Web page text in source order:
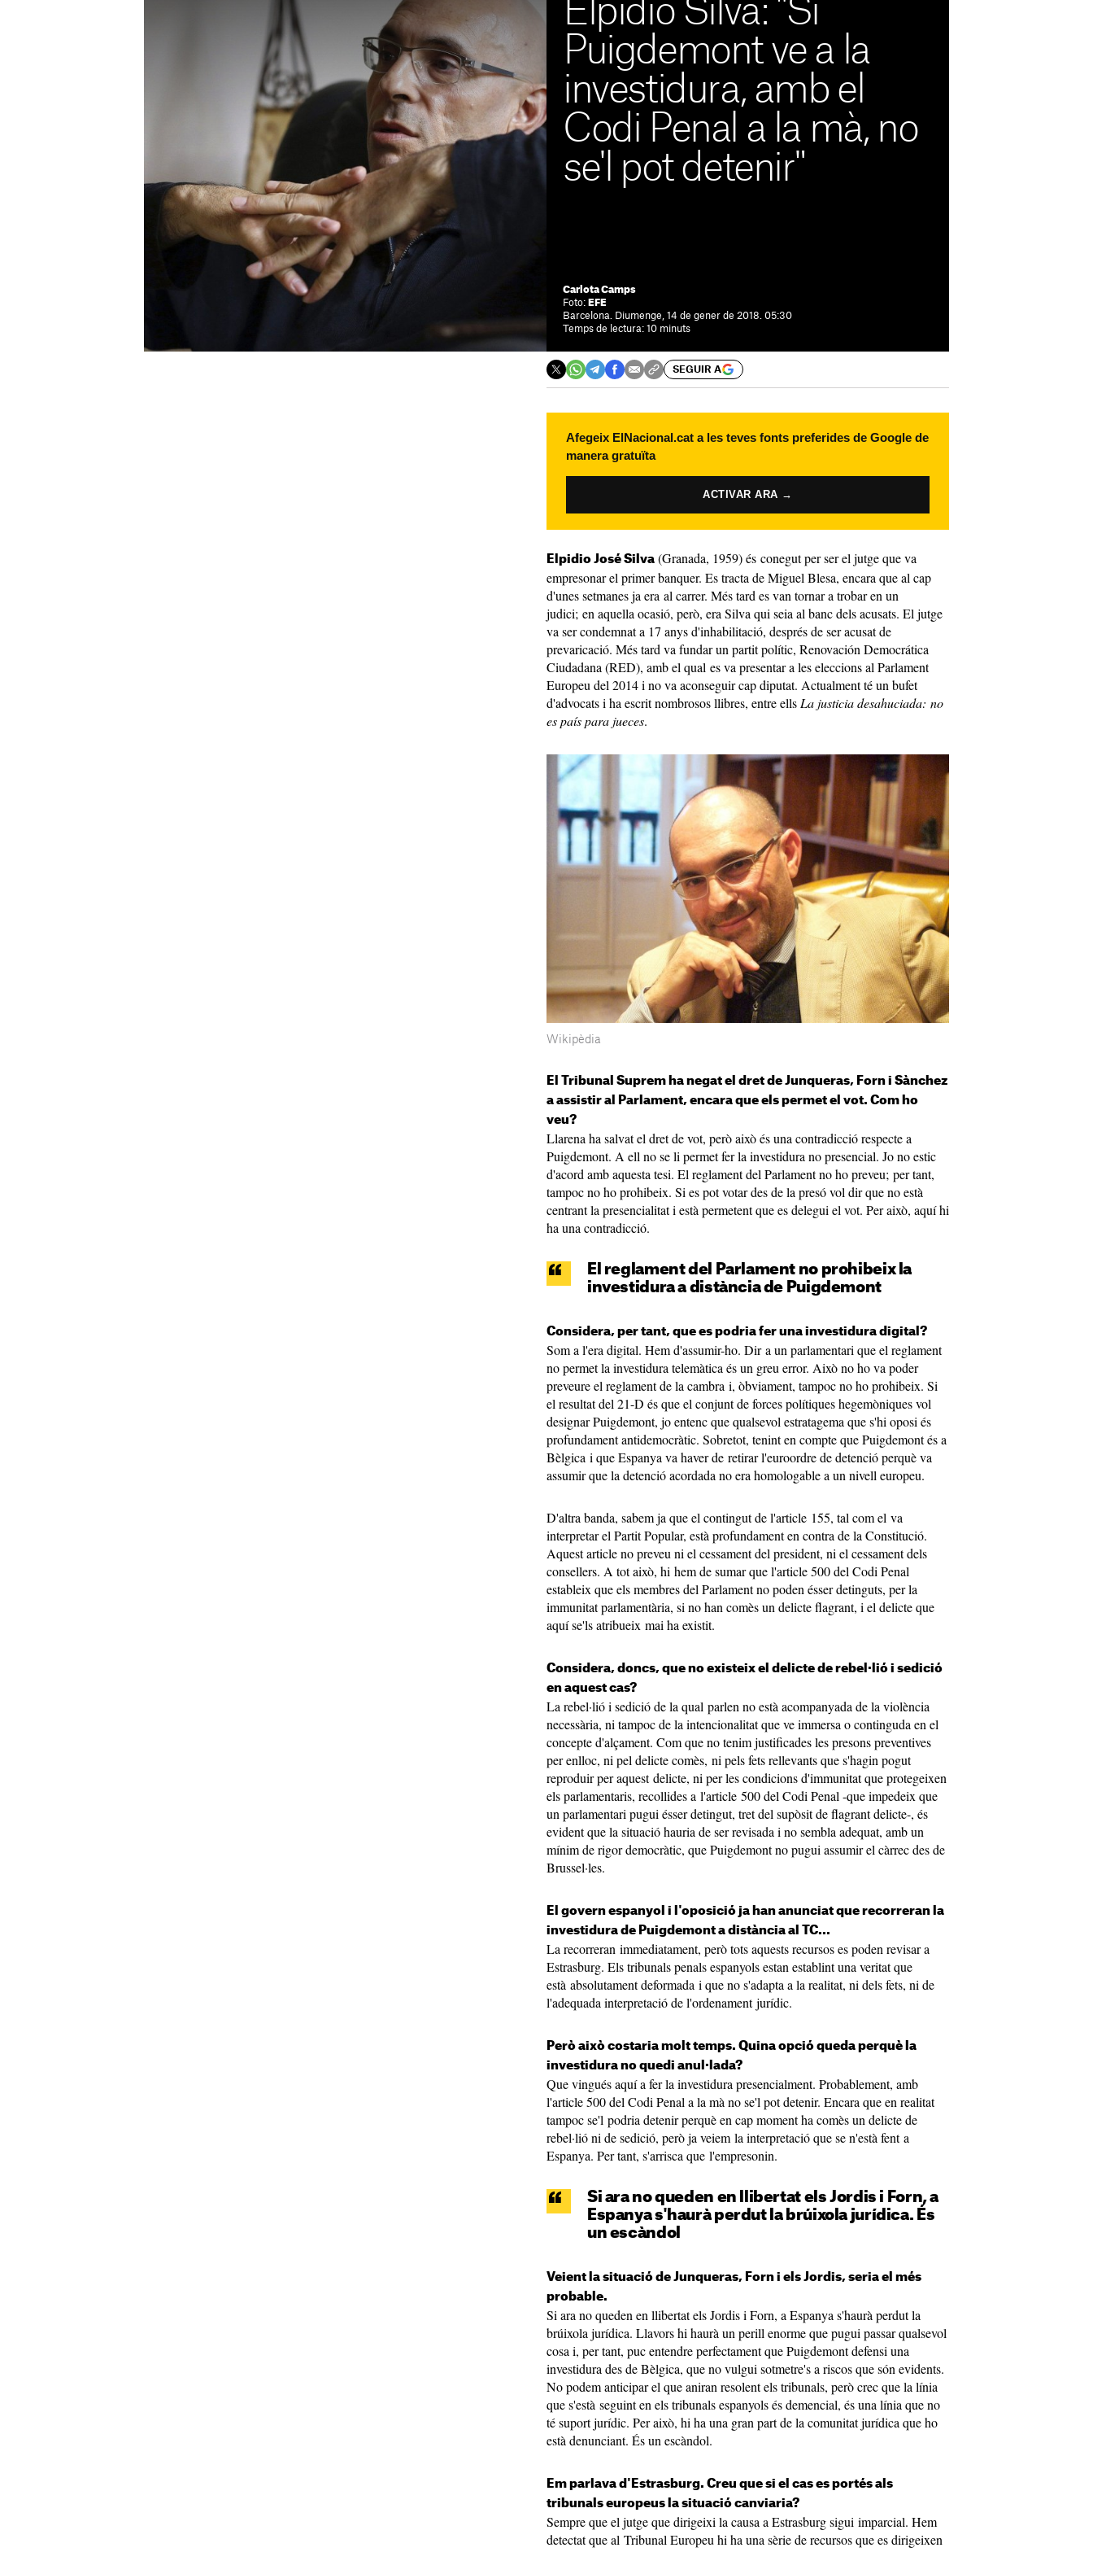
Elpidio Silva: "Si
Puigdemont ve a la
investidura, amb el
Codi Penal a la mà, no
se'l pot detenir"
Carlota Camps
Foto: EFE
Barcelona. Diumenge, 14 de gener de 2018. 05:30
Temps de lectura: 10 minuts
SEGUIR A
Afegeix ElNacional.cat a les teves fonts preferides de Google de
manera gratuïta
ACTIVAR ARA →
Elpidio José Silva (Granada, 1959) és conegut per ser el jutge que va
empresonar el primer banquer. Es tracta de Miguel Blesa, encara que al cap
d'unes setmanes ja era al carrer. Més tard es van tornar a trobar en un
judici; en aquella ocasió, però, era Silva qui seia al banc dels acusats. El jutge
va ser condemnat a 17 anys d'inhabilitació, després de ser acusat de
prevaricació. Més tard va fundar un partit polític, Renovación Democrática
Ciudadana (RED), amb el qual es va presentar a les eleccions al Parlament
Europeu del 2014 i no va aconseguir cap diputat. Actualment té un bufet
d'advocats i ha escrit nombrosos llibres, entre ells La justiciadesahuciada: no
es país para jueces.
Wikipèdia
El Tribunal Suprem ha negat el dret de Junqueras, Forn i Sànchez
a assistir al Parlament, encara que els permet el vot. Com ho
veu?
Llarena ha salvat el dret de vot, però això és una contradicció respecte a
Puigdemont. A ell no se li permet fer la investidura no presencial. Jo no estic
d'acord amb aquesta tesi. El reglament del Parlament no ho preveu; per tant,
tampoc no ho prohibeix. Si es pot votar des de la presó vol dir que no està
centrant la presencialitati està permetent que es delegui el vot. Per això, aquí hi
ha una contradicció.
El reglament del Parlament no prohibeix la
investidura a distància de Puigdemont
Considera, per tant, que es podria fer una investidura digital?
Som a l'era digital. Hem d'assumir-ho. Dir a un parlamentari que el reglament
no permet la investidura telemàtica és un greu error. Això no ho va poder
preveure el reglament de la cambra i, òbviament, tampoc no ho prohibeix. Si
el resultat del 21-D és que el conjunt de forces polítiques hegemòniques vol
designar Puigdemont, jo entenc que qualsevol estratagema que s'hi oposi és
profundament antidemocràtic. Sobretot, tenint en compte que Puigdemont és a
Bèlgica i que Espanya va haver de retirarl'euroordrede detenció perquè va
assumir que la detenció acordada no era homologable a un nivell europeu.
D'altra banda, sabem ja que el contingut de l'article 155, tal com el va
interpretar el Partit Popular, està profundament en contra de la Constitució.
Aquest article no preveu ni el cessament del president, ni el cessament dels
consellers. A tot això, hi hem de sumar que l'article 500 del Codi Penal
estableix que els membres del Parlament no poden ésser detinguts, per la
immunitat parlamentària, si no han comès un delicte flagrant, i el delicte que
aquí se'ls atribueix mai ha existit.
Considera, doncs, que no existeix el delicte de rebel·lió i sedició
en aquest cas?
La rebel·lió i sedició de la qual parlen no està acompanyada de la violència
necessària, ni tampoc de la intencionalitat que ve immersa o continguda en el
concepte d'alçament. Com que no tenim justificades les presons preventives
per enlloc, ni pel delicte comès, ni pels fets rellevants que s'hagin pogut
reproduir per aquest delicte, ni per les condicions d'immunitat que protegeixen
els parlamentaris, recollides a l'article 500 del Codi Penal -que impedeix que
un parlamentari pugui ésser detingut, tret del supòsit de flagrant delicte-, és
evident que la situació hauria de ser revisada i no sembla adequat, amb un
mínim de rigor democràtic, que Puigdemont no pugui assumir el càrrec des de
Brussel·les.
El govern espanyol i l'oposició ja han anunciat que recorreran la
investidura de Puigdemont a distància al
TC...
La recorreran immediatament, però tots aquests recursos es poden revisar a
Estrasburg. Els tribunals penals espanyols estan establint una veritat que
està absolutament deformada i que no s'adapta a la realitat, ni dels fets, ni de
l'adequada interpretació de l'ordenament jurídic.
Però això costaria molt temps. Quina opció queda perquè la
investidura no quedi anul·lada?
Que vingués aquí a fer la investidura presencialment. Probablement, amb
l'article 500 del Codi Penal a la mà no se'l pot detenir. Encara que en realitat
tampoc se'l podria detenir perquè en cap moment ha comès un delicte de
rebel·lió ni de sedició, però ja veiem la interpretació que se n'està fent a
Espanya. Per tant, s'arrisca que l'empresonin.
Si ara no queden en llibertat elsJordis i Forn, a
Espanya s'haurà perdut la brúixola jurídica. És
un escàndol
Veient la situació de Junqueras, Forn i els Jordis, seria el més
probable.
Si ara no queden en llibertat elsJordisi Forn, a Espanya s'haurà perdut la
brúixola jurídica. Llavors hi haurà un perill enorme que pugui passar qualsevol
cosa i, per tant, puc entendre perfectament que Puigdemont defensi una
investidura des deBèlgica, que no vulgui sotmetre's a riscos que són evidents.
No podem anticipar el que aniran resolent els tribunals, però crec que la línia
que s'està seguint en els tribunals espanyols és demencial, és una línia que no
té suport jurídic. Per això, hi ha una gran part de la comunitat jurídica que ho
està denunciant. És un escàndol.
Em parlava d'Estrasburg. Creu que si el cas es portés als
tribunals europeus la situació canviaria?
Sempre que el jutge que dirigeixi la causa a Estrasburg sigui imparcial. Hem
detectat que al Tribunal Europeu hi ha una sèrie de recursos que es dirigeixen